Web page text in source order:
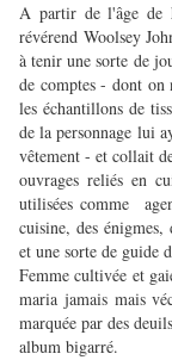
A partir de l'âge de
révérend Woolsey
à tenir une sorte de
de comptes - dont
les échantillons de
de la personnage lui
vêtement - et collait
ouvrages reliés en
utilisées comme
cuisine, des
et une sorte de guide
Femme cultivée et
maria jamais mais
marquée par des
album bigarré.